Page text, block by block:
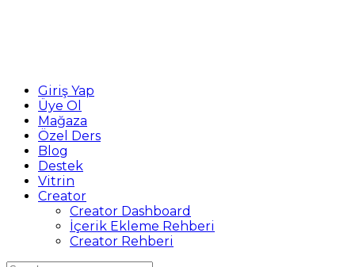
Giriş Yap
Üye Ol
Mağaza
Özel Ders
Blog
Destek
Vitrin
Creator
Creator Dashboard
İçerik Ekleme Rehberi
Creator Rehberi